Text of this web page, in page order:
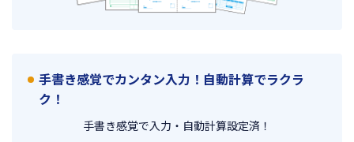
手書き感覚でカンタン入力！自動計算でラクラ
ク！
手書き感覚で入力・自動計算設定済！